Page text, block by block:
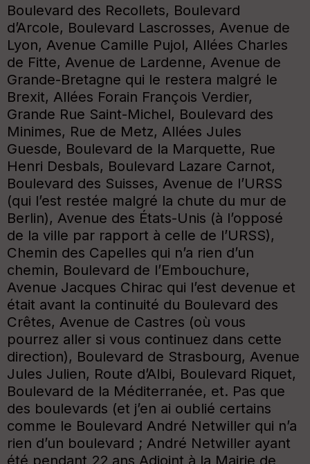
Boulevard des Recollets, Boulevard
d’Arcole, Boulevard Lascrosses, Avenue de
Lyon, Avenue Camille Pujol, Allées Charles
de Fitte, Avenue de Lardenne, Avenue de
Grande-Bretagne qui le restera malgré le
Brexit, Allées Forain François Verdier,
Grande Rue Saint-Michel, Boulevard des
Minimes, Rue de Metz, Allées Jules
Guesde, Boulevard de la Marquette, Rue
Henri Desbals, Boulevard Lazare Carnot,
Boulevard des Suisses, Avenue de l’URSS
(qui l’est restée malgré la chute du mur de
Berlin), Avenue des États-Unis (à l’opposé
de la ville par rapport à celle de l’URSS),
Chemin des Capelles qui n’a rien d’un
chemin, Boulevard de l’Embouchure,
Avenue Jacques Chirac qui l’est devenue et
était avant la continuité du Boulevard des
Crêtes, Avenue de Castres (où vous
pourrez aller si vous continuez dans cette
direction), Boulevard de Strasbourg, Avenue
Jules Julien, Route d’Albi, Boulevard Riquet,
Boulevard de la Méditerranée, et. Pas que
des boulevards (et j’en ai oublié certains
comme le Boulevard André Netwiller qui n’a
rien d’un boulevard ; André Netwiller ayant
été pendant 22 ans Adjoint à la Mairie de